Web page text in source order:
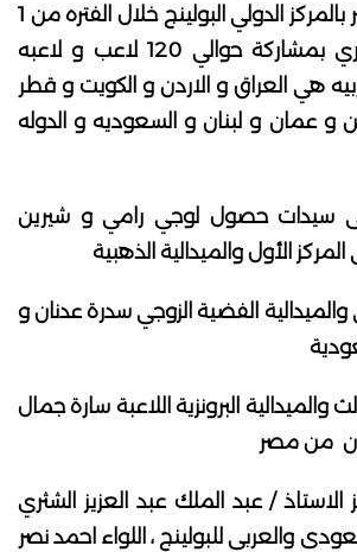
اللواء اح / احمد نصر بالمركز الدولي البولينج خلال الفتره من 1
- 10 نوفمبر الجاري بمشاركة حوالي 120 لاعب و لاعبه
دول عربيه هي العراق و الاردن و الكويت و قطر
و عمان و لبنان و السعوديه و الدوله
سيدات حصول لوجي رامي و شيرين
الأول والميدالية الذهبية
والميدالية الفضية الزوجي سدرة عدنان و
والميدالية البرونزية اللاعبة سارة جمال
من مصر
الاستاذ / عبد الملك عبد العزيز الشثري
والعربى للبولينج ، اللواء احمد نصر